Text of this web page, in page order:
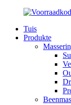
Tuis
Produkte